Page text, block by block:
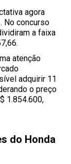
agora
No concurso
a faixa
atenção
adquirir 11
o preço
1.854.600,
do Honda